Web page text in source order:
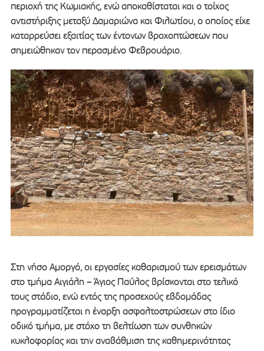
περιοχή της Κωμιακής, ενώ αποκαθίσταται και ο τοίχος
αντιστήριξης μεταξύ Δαμαριώνα και Φιλωτίου, ο οποίος είχε
καταρρεύσει εξαιτίας των έντονων βροχοπτώσεων που
σημειώθηκαν τον περασμένο Φεβρουάριο.
Στη νήσο Αμοργό, οι εργασίες καθαρισμού των ερεισμάτων
στο τμήμα Αιγιάλη – Άγιος Παύλος βρίσκονται στο τελικό
τους στάδιο, ενώ εντός της προσεχούς εβδομάδας
προγραμματίζεται η έναρξη ασφαλτοστρώσεων στο ίδιο
οδικό τμήμα, με στόχο τη βελτίωση των συνθηκών
κυκλοφορίας και την αναβάθμιση της καθημερινότητας